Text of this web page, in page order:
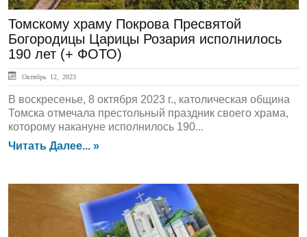
Томскому храму Покрова Пресвятой
Богородицы Царицы Розария исполнилось
190 лет (+ ФОТО)
Октябрь 12, 2023
В воскресенье, 8 октября 2023 г., католическая община
Томска отмечала престольный праздник своего храма,
которому накануне исполнилось 190...
Читать Далее... »
ЛЕНТА НОВОСТЕЙ